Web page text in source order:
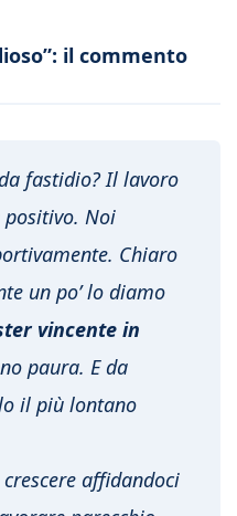
il commento
fastidio? Il lavoro
Noi
Chiaro
un po’ lo diamo
vincente in
paura. E da
il più lontano
affidandoci